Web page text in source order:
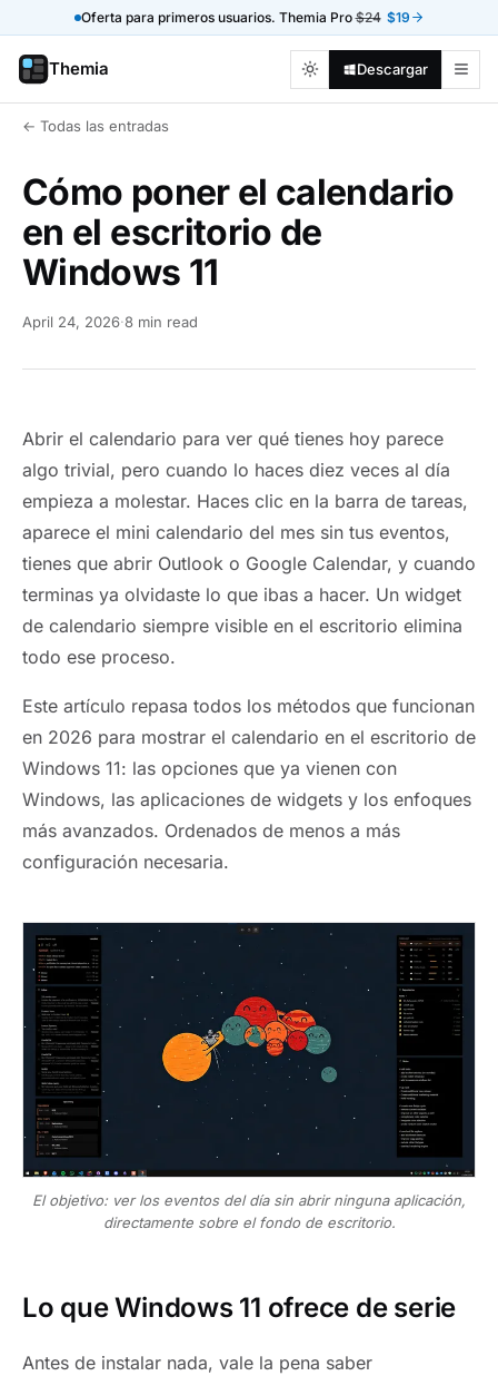
Oferta para primeros usuarios. Themia Pro$24 $19
Themia Descargar
← Todas las entradas
Cómo poner el calendario
en el escritorio de
Windows 11
April 24, 2026·8 min read
Abrir el calendario para ver qué tienes hoy parece
algo trivial, pero cuando lo haces diez veces al día
empieza a molestar. Haces clic en la barra de tareas,
aparece el mini calendario del mes sin tus eventos,
tienes que abrir Outlook o Google Calendar, y cuando
terminas ya olvidaste lo que ibas a hacer. Un widget
de calendario siempre visible en el escritorio elimina
todo ese proceso.
Este artículo repasa todos los métodos que funcionan
en 2026 para mostrar el calendario en el escritorio de
Windows 11: las opciones que ya vienen con
Windows, las aplicaciones de widgets y los enfoques
más avanzados. Ordenados de menos a más
configuración necesaria.
El objetivo: ver los eventos del día sin abrir ninguna aplicación,
directamente sobre el fondo de escritorio.
Lo que Windows 11 ofrece de serie
Antes de instalar nada, vale la pena saber